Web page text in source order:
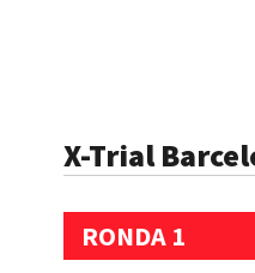
X-Trial
RONDA 1